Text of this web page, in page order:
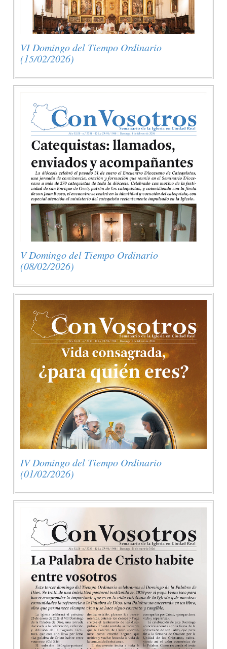
VI Domingo del Tiempo Ordinario
(15/02/2026)
V Domingo del Tiempo Ordinario
(08/02/2026)
IV Domingo del Tiempo Ordinario
(01/02/2026)